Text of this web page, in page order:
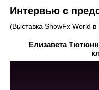
Интервью с
(Выставка ShowFx World
Елизавета